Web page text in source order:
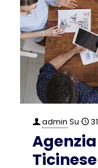
admin Su